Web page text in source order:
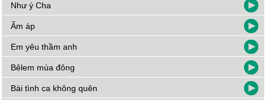
Như ý Cha
Ấm áp
Em yêu thầm anh
Bêlem mùa đông
Bài tình ca không quên